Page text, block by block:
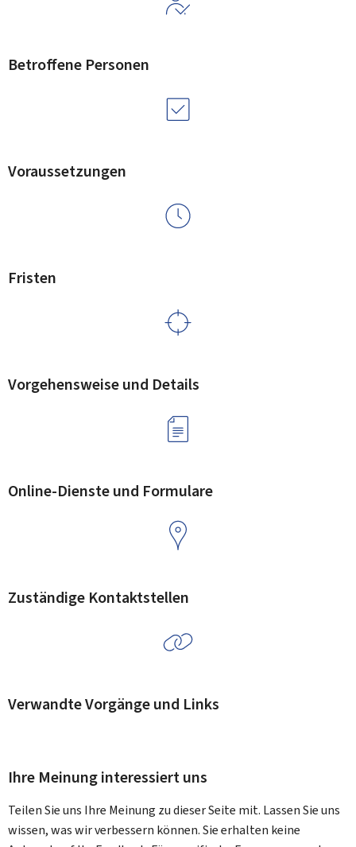
Betroffene Personen
Voraussetzungen
Fristen
Vorgehensweise und Details
Online-Dienste und Formulare
Zuständige Kontaktstellen
Verwandte Vorgänge und Links
Ihre Meinung interessiert uns
Teilen Sie uns Ihre Meinung zu dieser Seite mit. Lassen Sie uns
wissen, was wir verbessern können. Sie erhalten keine